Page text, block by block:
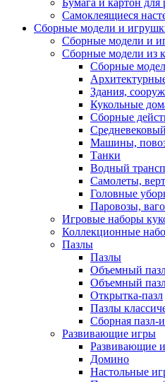
Бумага и картон для
Самоклеящиеся
Сборные модели и
Сборные модели и
Сборные модели из
Сборные
Здания,
Кукольные
Сборные
Машины,
Танки
Водный
Самолеты,
Головные
Паровозы,
Игровые наборы
Коллекционные
Пазлы
Пазлы
Объемный
Объемный
Открытка-пазл
Пазлы
Сборная пазл-
Развивающие игры
Развивающие
Домино
Настольные